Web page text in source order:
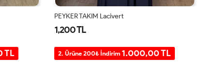
TL
ÜÇLÜ SANDY TAKIM Siyah
1,400 TL
2. Ürüne 200₺ İndirim 1.200,00 TL